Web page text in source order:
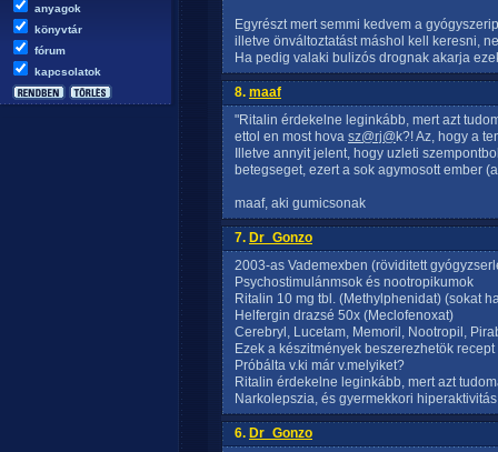
anyagok
könyvtár
fórum
kapcsolatok
Egyrészt mert semmi kedvem a
illetve önváltoztatást máshol kell keresni,
Ha pedig valaki bulizós drognak akarja
8. maaf
"Ritalin érdekelne leginkább, mert azt
ettol en most hova sz@rj@ k?! Az, hogy a
Illetve annyit jelent, hogy uzleti
betegseget, ezert a sok agymosott ember
maaf, aki gumicsonak
7. Dr_Gonzo
2003-as Vademexben (röviditett
Psychostimulánmsok és nootropikumok
Ritalin 10 mg tbl. (Methylphenidat) (sokat
Helfergin drazsé 50x (Meclofenoxat)
Cerebryl, Lucetam, Memoril, Nootropil,
Ezek a készitmények beszerezhetök
Próbálta v.ki már v.melyiket?
Ritalin érdekelne leginkább, mert azt
Narkolepszia, és gyermekkori
6. Dr_Gonzo